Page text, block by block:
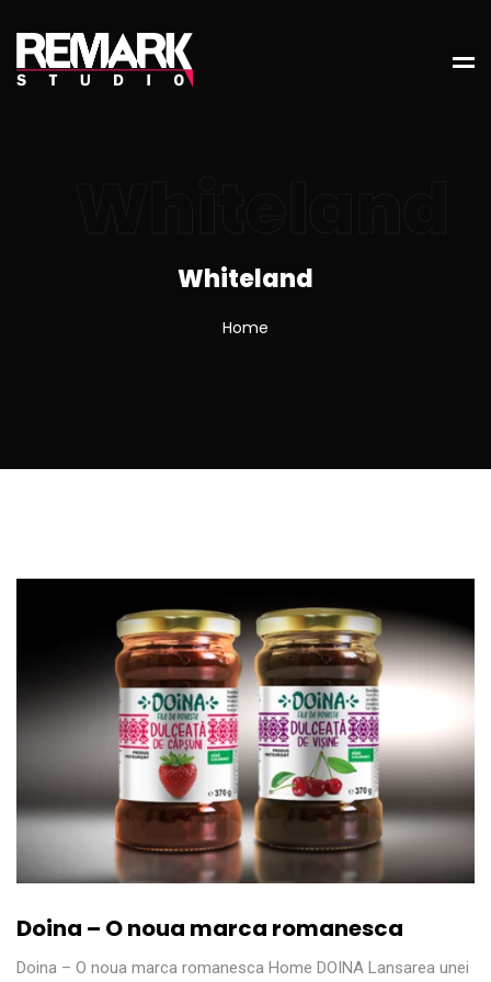
Whiteland
Home
Doina – O noua marca romanesca
Doina – O noua marca romanesca Home DOINA Lansarea unei